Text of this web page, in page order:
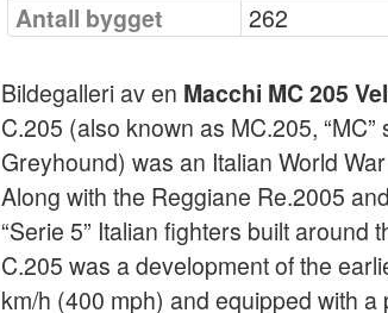
Antall bygget
262
Bildegalleri av en Macchi MC 205
C.205 (also known as MC.205,
Greyhound) was an Italian World
Along with the Reggiane Re.2005
“Serie 5” Italian fighters built
C.205 was a development of the
km/h (400 mph) and equipped with